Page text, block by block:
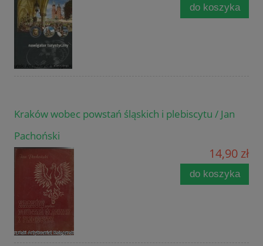
do koszyka
Kraków wobec powstań śląskich i plebiscytu / Jan
Pachoński
14,90 zł
do koszyka